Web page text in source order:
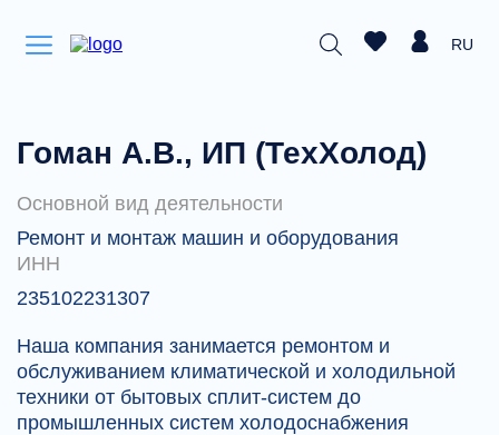
RU
Гоман А.В., ИП (ТехХолод)
Основной вид деятельности
Ремонт и монтаж машин и оборудования
ИНН
235102231307
Наша компания занимается ремонтом и
обслуживанием климатической и холодильной
техники от бытовых сплит-систем до
промышленных систем холодоснабжения